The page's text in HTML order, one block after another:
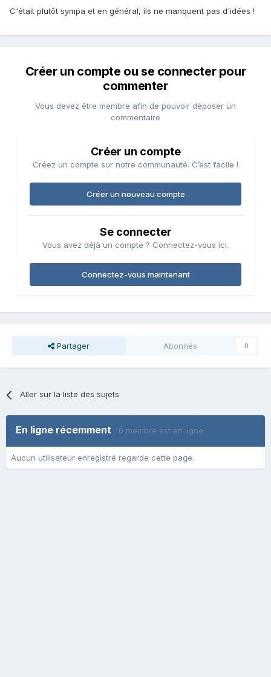
C'était plutôt sympa et en général, ils ne manquent pas d'idées !
Créer un compte ou se connecter pour
commenter
Vous devez être membre afin de pouvoir déposer un
commentaire
Créer un compte
Créez un compte sur notre communauté. C’est facile !
Créer un nouveau compte
Se connecter
Vous avez déjà un compte ? Connectez-vous ici.
Connectez-vous maintenant
Partager Abonnés 0
Aller sur la liste des sujets
En ligne récemment 0 membre est en ligne
Aucun utilisateur enregistré regarde cette page.